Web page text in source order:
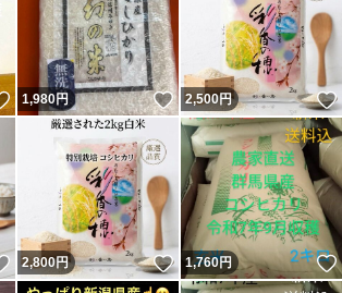
いいね！
1,980円 いいね！
2,500円
いいね！
2,800円 いいね！
1,760円